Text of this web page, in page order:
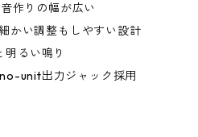
作りの幅が広い
かい調整もしやすい設計
るい鳴り
unit出力ジャック採用